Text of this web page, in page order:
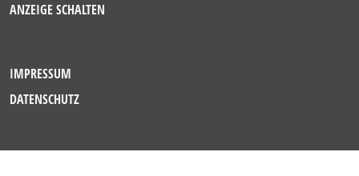
ANZEIGE SCHALTEN
IMPRESSUM
DATENSCHUTZ